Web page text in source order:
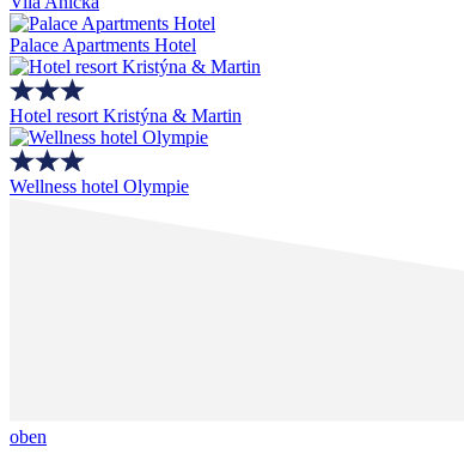
Palace Apartments Hotel
Hotel resort Kristýna & Martin
Wellness hotel Olympie
oben